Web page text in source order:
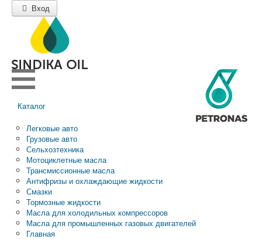
Вход
Каталог
Легковые авто
Грузовые авто
Сельхозтехника
Мотоциклетные масла
Трансмиссионные масла
Антифризы и охлаждающие жидкости
Смазки
Тормозные жидкости
Масла для холодильных компрессоров
Масла для промышленных газовых двигателей
Главная